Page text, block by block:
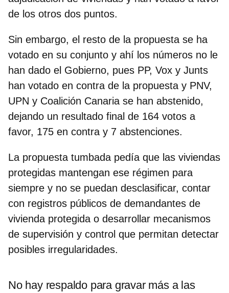
de los otros dos puntos.
Sin embargo, el resto de la propuesta se ha
votado en su conjunto y ahí los números no le
han dado el Gobierno, pues PP, Vox y Junts
han votado en contra de la propuesta y PNV,
UPN y Coalición Canaria se han abstenido,
dejando un resultado final de 164 votos a
favor, 175 en contra y 7 abstenciones.
La propuesta tumbada pedía que las viviendas
protegidas mantengan ese régimen para
siempre y no se puedan desclasificar, contar
con registros públicos de demandantes de
vivienda protegida o desarrollar mecanismos
de supervisión y control que permitan detectar
posibles irregularidades.
No hay respaldo para gravar más a las